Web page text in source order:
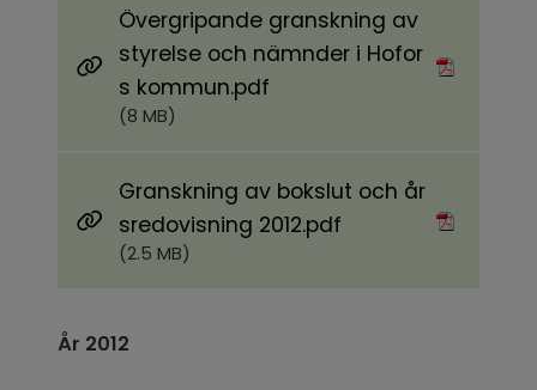
Övergripande granskning av
styrelse och nämnder i Hofor
s kommun.pdf
(8 MB)
Granskning av bokslut och år
sredovisning 2012.pdf Pdf, 2.5 MB.
(2.5 MB)
År 2012